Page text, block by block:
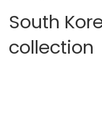
South
collection